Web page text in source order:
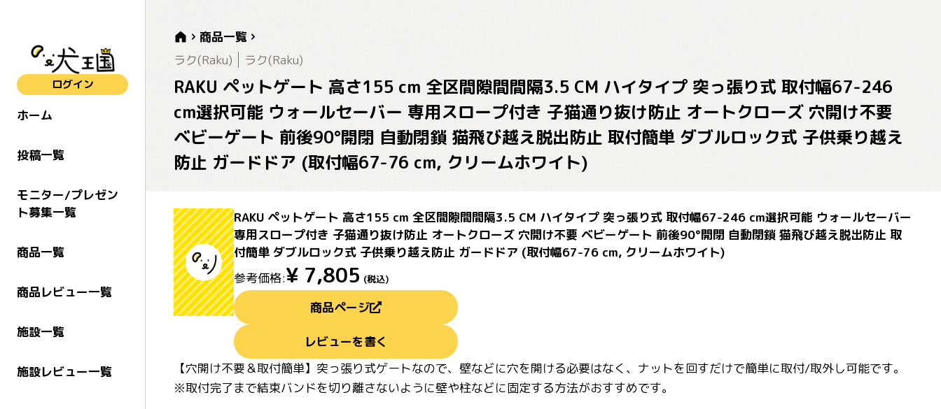
ログイン
ホーム
投稿一覧
モニター/プレゼン
ト募集一覧
商品一覧
商品レビュー一覧
施設一覧
施設レビュー一覧
商品一覧
ラク(Raku)
ラク(Raku)
RAKU ペットゲート 高さ155 cm 全区間隙間間隔3.5 CM ハイタイプ 突っ張り式 取付幅67-246
cm選択可能 ウォールセーバー 専用スロープ付き 子猫通り抜け防止 オートクローズ 穴開け不要
ベビーゲート 前後90°開閉 自動閉鎖 猫飛び越え脱出防止 取付簡単 ダブルロック式 子供乗り越え
防止 ガードドア (取付幅67-76 cm, クリームホワイト)
RAKU ペットゲート 高さ155 cm 全区間隙間間隔3.5 CM ハイタイプ 突っ張り式 取付幅67-246 cm選択可能 ウォールセーバー
専用スロープ付き 子猫通り抜け防止 オートクローズ 穴開け不要 ベビーゲート 前後90°開閉 自動閉鎖 猫飛び越え脱出防止 取
付簡単 ダブルロック式 子供乗り越え防止 ガードドア (取付幅67-76 cm, クリームホワイト)
参考価格:¥ 7,805 (税込)
商品ページ
レビューを書く
【穴開け不要＆取付簡単】突っ張り式ゲートなので、壁などに穴を開ける必要はなく、ナットを回すだけで簡単に取付/取外し可能です。
※取付完了まで結束バンドを切り離さないように壁や柱などに固定する方法がおすすめです。